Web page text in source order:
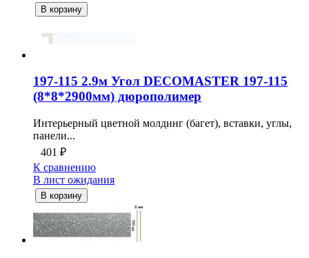
В корзину
197-115 2.9м Угол DECOMASTER 197-115
(8*8*2900мм) дюрополимер
Интерьерный цветной молдинг (багет), вставки, углы,
панели...
401 ₽
К сравнению
В лист ожидания
В корзину